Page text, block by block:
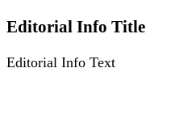
Editorial Info Title
Editorial Info Text